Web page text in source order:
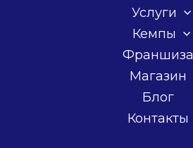
Услуги
Кемпы
Франшиза
Магазин
Блог
Контакты